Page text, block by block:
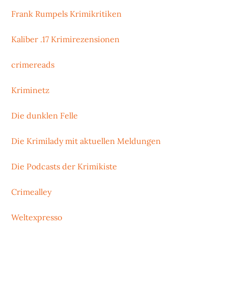
Frank Rumpels Krimikritiken
Kaliber .17 Krimirezensionen
crimereads
Kriminetz
Die dunklen Felle
Die Krimilady mit aktuellen Meldungen
Die Podcasts der Krimikiste
Crimealley
Weltexpresso